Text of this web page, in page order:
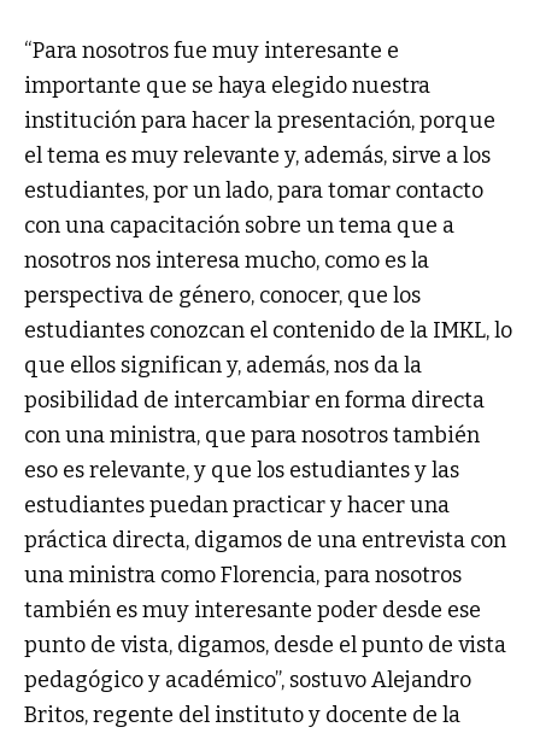
“Para nosotros fue muy interesante e
importante que se haya elegido nuestra
institución para hacer la presentación, porque
el tema es muy relevante y, además, sirve a los
estudiantes, por un lado, para tomar contacto
con una capacitación sobre un tema que a
nosotros nos interesa mucho, como es la
perspectiva de género, conocer, que los
estudiantes conozcan el contenido de la IMKL, lo
que ellos significan y, además, nos da la
posibilidad de intercambiar en forma directa
con una ministra, que para nosotros también
eso es relevante, y que los estudiantes y las
estudiantes puedan practicar y hacer una
práctica directa, digamos de una entrevista con
una ministra como Florencia, para nosotros
también es muy interesante poder desde ese
punto de vista, digamos, desde el punto de vista
pedagógico y académico”, sostuvo Alejandro
Britos, regente del instituto y docente de la